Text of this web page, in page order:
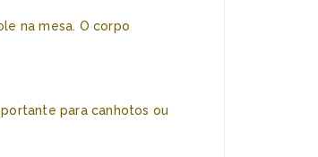
na mesa. O corpo
para canhotos ou